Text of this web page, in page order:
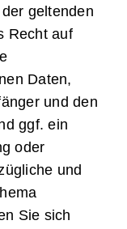
geltenden
Recht auf
Daten,
und den
ggf. ein
oder
und
Sie sich